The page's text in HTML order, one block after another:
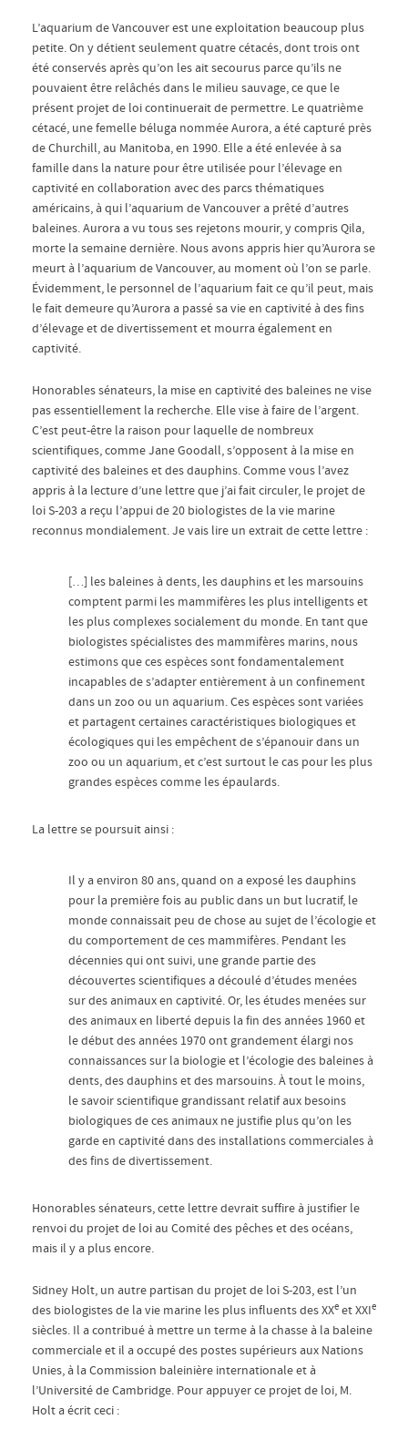
L’aquarium de Vancouver est une exploitation beaucoup plus
petite. On y détient seulement quatre cétacés, dont trois ont
été conservés après qu’on les ait secourus parce qu’ils ne
pouvaient être relâchés dans le milieu sauvage, ce que le
présent projet de loi continuerait de permettre. Le quatrième
cétacé, une femelle béluga nommée Aurora, a été capturé près
de Churchill, au Manitoba, en 1990. Elle a été enlevée à sa
famille dans la nature pour être utilisée pour l’élevage en
captivité en collaboration avec des parcs thématiques
américains, à qui l’aquarium de Vancouver a prêté d’autres
baleines. Aurora a vu tous ses rejetons mourir, y compris Qila,
morte la semaine dernière. Nous avons appris hier qu’Aurora se
meurt à l’aquarium de Vancouver, au moment où l’on se parle.
Évidemment, le personnel de l’aquarium fait ce qu’il peut, mais
le fait demeure qu’Aurora a passé sa vie en captivité à des fins
d’élevage et de divertissement et mourra également en
captivité.
Honorables sénateurs, la mise en captivité des baleines ne vise
pas essentiellement la recherche. Elle vise à faire de l’argent.
C’est peut-être la raison pour laquelle de nombreux
scientifiques, comme Jane Goodall, s’opposent à la mise en
captivité des baleines et des dauphins. Comme vous l’avez
appris à la lecture d’une lettre que j’ai fait circuler, le projet de
loi S-203 a reçu l’appui de 20 biologistes de la vie marine
reconnus mondialement. Je vais lire un extrait de cette lettre :
[…] les baleines à dents, les dauphins et les marsouins
comptent parmi les mammifères les plus intelligents et
les plus complexes socialement du monde. En tant que
biologistes spécialistes des mammifères marins, nous
estimons que ces espèces sont fondamentalement
incapables de s’adapter entièrement à un confinement
dans un zoo ou un aquarium. Ces espèces sont variées
et partagent certaines caractéristiques biologiques et
écologiques qui les empêchent de s’épanouir dans un
zoo ou un aquarium, et c’est surtout le cas pour les plus
grandes espèces comme les épaulards.
La lettre se poursuit ainsi :
Il y a environ 80 ans, quand on a exposé les dauphins
pour la première fois au public dans un but lucratif, le
monde connaissait peu de chose au sujet de l’écologie et
du comportement de ces mammifères. Pendant les
décennies qui ont suivi, une grande partie des
découvertes scientifiques a découlé d’études menées
sur des animaux en captivité. Or, les études menées sur
des animaux en liberté depuis la fin des années 1960 et
le début des années 1970 ont grandement élargi nos
connaissances sur la biologie et l’écologie des baleines à
dents, des dauphins et des marsouins. À tout le moins,
le savoir scientifique grandissant relatif aux besoins
biologiques de ces animaux ne justifie plus qu’on les
garde en captivité dans des installations commerciales à
des fins de divertissement.
Honorables sénateurs, cette lettre devrait suffire à justifier le
renvoi du projet de loi au Comité des pêches et des océans,
mais il y a plus encore.
Sidney Holt, un autre partisan du projet de loi S-203, est l’un
des biologistes de la vie marine les plus influents des XXe et XXIe
siècles. Il a contribué à mettre un terme à la chasse à la baleine
commerciale et il a occupé des postes supérieurs aux Nations
Unies, à la Commission baleinière internationale et à
l’Université de Cambridge. Pour appuyer ce projet de loi, M.
Holt a écrit ceci :